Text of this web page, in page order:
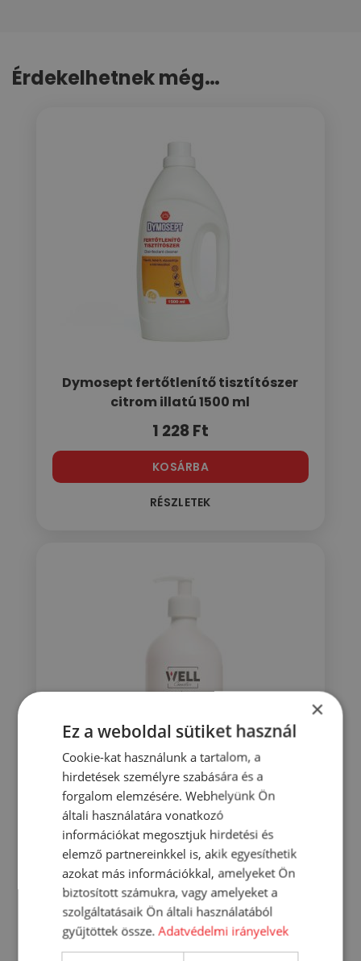
Érdekelhetnek még…
Dymosept fertőtlenítő tisztítószer
citrom illatú 1500 ml
1 228Ft
KOSÁRBA
RÉSZLETEK
Well folyékony szappan gránátalma
illatú 500 ml
701Ft
KOSÁRBA
RÉSZLETEK
×
Ez a weboldal sütiket használ
Cookie-kat használunk a tartalom, a
hirdetések személyre szabására és a
forgalom elemzésére. Webhelyünk Ön
általi használatára vonatkozó
információkat megosztjuk hirdetési és
elemző partnereinkkel is, akik egyesíthetik
azokat más információkkal, amelyeket Ön
biztosított számukra, vagy amelyeket a
szolgáltatásaik Ön általi használatából
gyűjtöttek össze.Adatvédelmi irányelvek